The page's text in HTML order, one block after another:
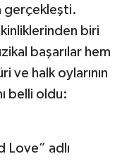
gerçekleşti.
biri
başarılar hem
ve halk oylarının
belli oldu:
Love” adlı